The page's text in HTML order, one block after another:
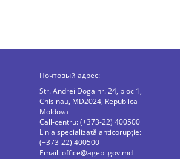
Почтовый адрес:
Str. Andrei Doga nr. 24, bloc 1,
Chisinau, MD2024, Republica
Moldova
Call-centru: (+373-22) 400500
Linia specializată anticorupție:
(+373-22) 400500
Email:office@agepi.gov.md